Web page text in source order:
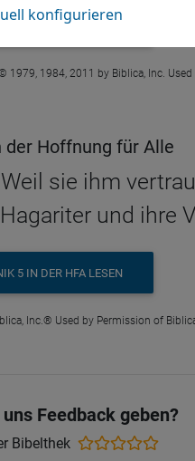
5 IN DER NIV LESEN
1984, 2011 by Biblica, Inc.
der Hoffnung für Alle
sie ihm
und ihre
5 IN DER HFA LESEN
Inc.® Used by Permission of
Feedback geben?
Bibelthek